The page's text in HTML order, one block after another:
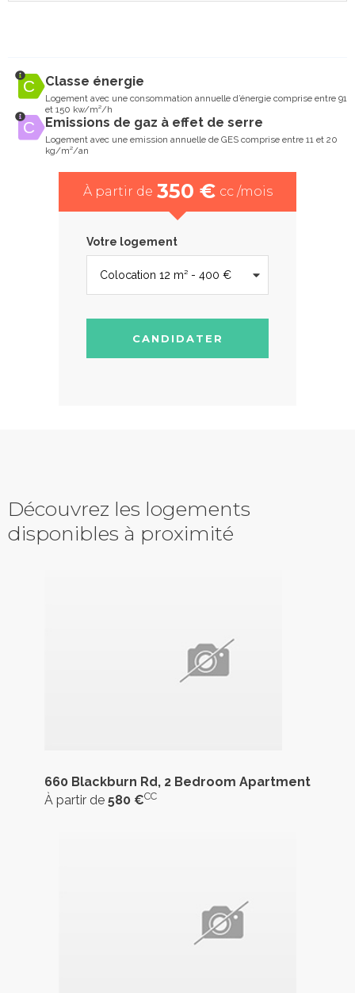
Classe énergie
Logement avec une consommation annuelle d’énergie comprise entre 91
et 150 kw/m²/h
Emissions de gaz à effet de serre
Logement avec une emission annuelle de GES comprise entre 11 et 20
kg/m²/an
À partir de 350 € cc /mois
Votre logement
CANDIDATER
Découvrez les logements
disponibles à proximité
660 Blackburn Rd, 2 Bedroom Apartment
À partir de 580 €CC